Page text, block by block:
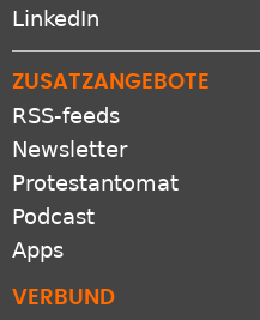
LinkedIn
ZUSATZANGEBOTE
RSS-feeds
Newsletter
Protestantomat
Podcast
Apps
VERBUND